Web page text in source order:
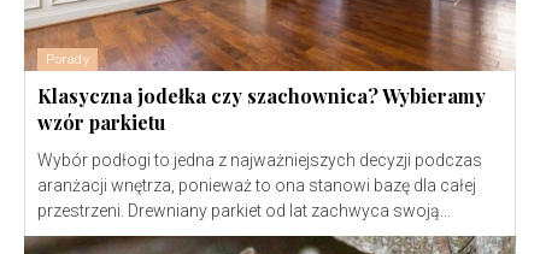
Porady
Klasyczna jodełka czy szachownica? Wybieramy
wzór parkietu
Wybór podłogi to jedna z najważniejszych decyzji podczas
aranżacji wnętrza, ponieważ to ona stanowi bazę dla całej
przestrzeni. Drewniany parkiet od lat zachwyca swoją...